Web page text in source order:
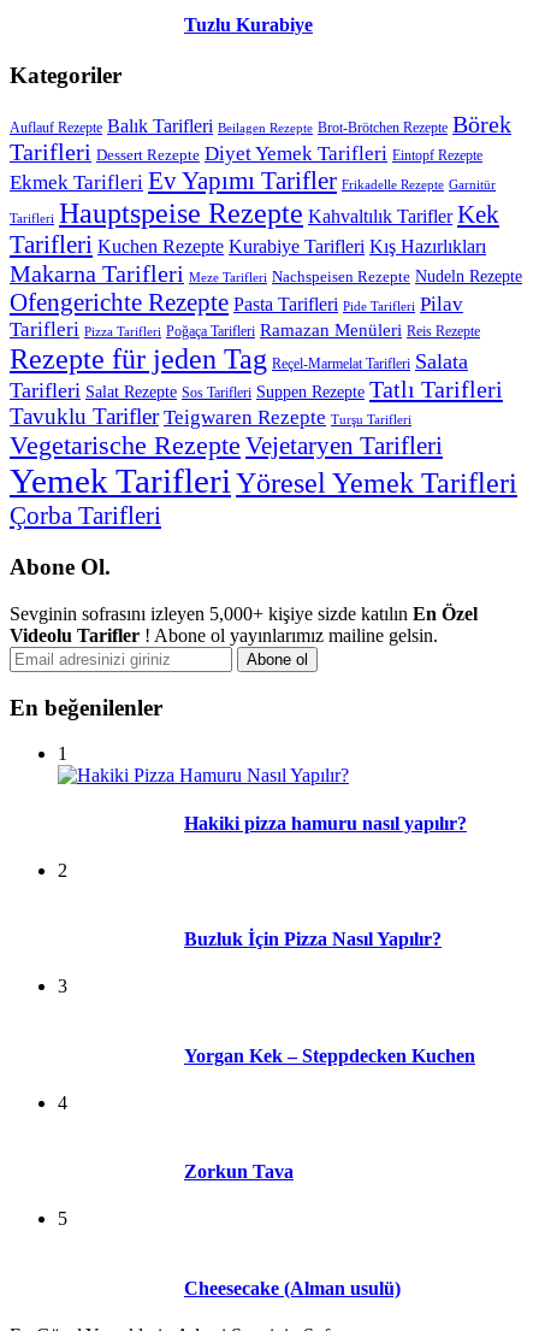
Tuzlu Kurabiye
Kategoriler
Auflauf Rezepte Balık Tarifleri Beilagen Rezepte Brot-Brötchen Rezepte Börek
Tarifleri Dessert Rezepte Diyet Yemek Tarifleri Eintopf Rezepte
Ekmek Tarifleri Ev Yapımı Tarifler Frikadelle Rezepte Garnitür
Tarifleri Hauptspeise Rezepte Kahvaltılık Tarifler Kek
Tarifleri Kuchen Rezepte Kurabiye Tarifleri Kış Hazırlıkları
Makarna Tarifleri Meze Tarifleri Nachspeisen Rezepte Nudeln Rezepte
Ofengerichte Rezepte Pasta Tarifleri Pide Tarifleri Pilav
Tarifleri Pizza Tarifleri Poğaça Tarifleri Ramazan Menüleri Reis Rezepte
Rezepte für jeden Tag Reçel-Marmelat Tarifleri Salata
Tarifleri Salat Rezepte Sos Tarifleri Suppen Rezepte Tatlı Tarifleri
Tavuklu Tarifler Teigwaren Rezepte Turşu Tarifleri
Vegetarische Rezepte Vejetaryen Tarifleri
Yemek TarifleriYöresel Yemek Tarifleri
Çorba Tarifleri
Abone Ol.
Sevginin sofrasını izleyen 5,000+ kişiye sizde katılın En Özel
Videolu Tarifler ! Abone ol yayınlarımız mailine gelsin.
En beğenilenler
1
Hakiki pizza hamuru nasıl yapılır?
2
Buzluk İçin Pizza Nasıl Yapılır?
3
Yorgan Kek – Steppdecken Kuchen
4
Zorkun Tava
5
Cheesecake (Alman usulü)